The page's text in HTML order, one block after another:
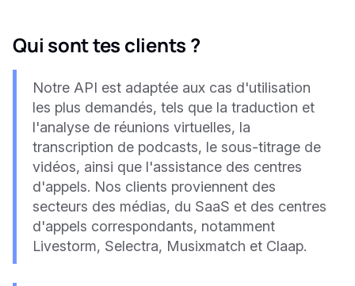
Qui sont tes clients ?
Notre API est adaptée aux cas d'utilisation
les plus demandés, tels que la traduction et
l'analyse de réunions virtuelles, la
transcription de podcasts, le sous-titrage de
vidéos, ainsi que l'assistance des centres
d'appels. Nos clients proviennent des
secteurs des médias, du SaaS et des centres
d'appels correspondants, notamment
Livestorm, Selectra, Musixmatch et Claap.